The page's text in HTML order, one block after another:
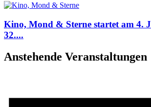
Kino, Mond & Sterne startet am 4.
32....
Anstehende Veranstaltungen